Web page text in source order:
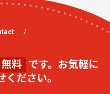
無料 です。お気軽に
ださい。